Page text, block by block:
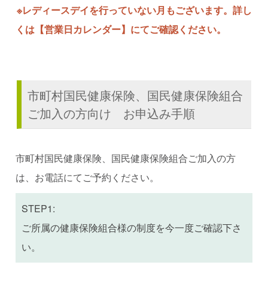
※レディースデイを行っていない月もございます。詳し
くは【営業日カレンダー】にてご確認ください。
市町村国民健康保険、国民健康保険組合
ご加入の方向け お申込み手順
市町村国民健康保険、国民健康保険組合ご加入の方
は、お電話にてご予約ください。
STEP1:
ご所属の健康保険組合様の制度を今一度ご確認下さ
い。